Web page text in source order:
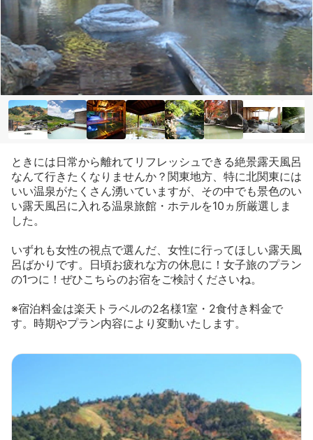
ときには日常から離れてリフレッシュできる絶景露天風呂
なんて行きたくなりませんか？関東地方、特に北関東には
いい温泉がたくさん湧いていますが、その中でも景色のい
い露天風呂に入れる温泉旅館・ホテルを10ヵ所厳選しま
した。
いずれも女性の視点で選んだ、女性に行ってほしい露天風
呂ばかりです。日頃お疲れな方の休息に！女子旅のプラン
の1つに！ぜひこちらのお宿をご検討くださいね。
※宿泊料金は楽天トラベルの2名様1室・2食付き料金で
す。時期やプラン内容により変動いたします。